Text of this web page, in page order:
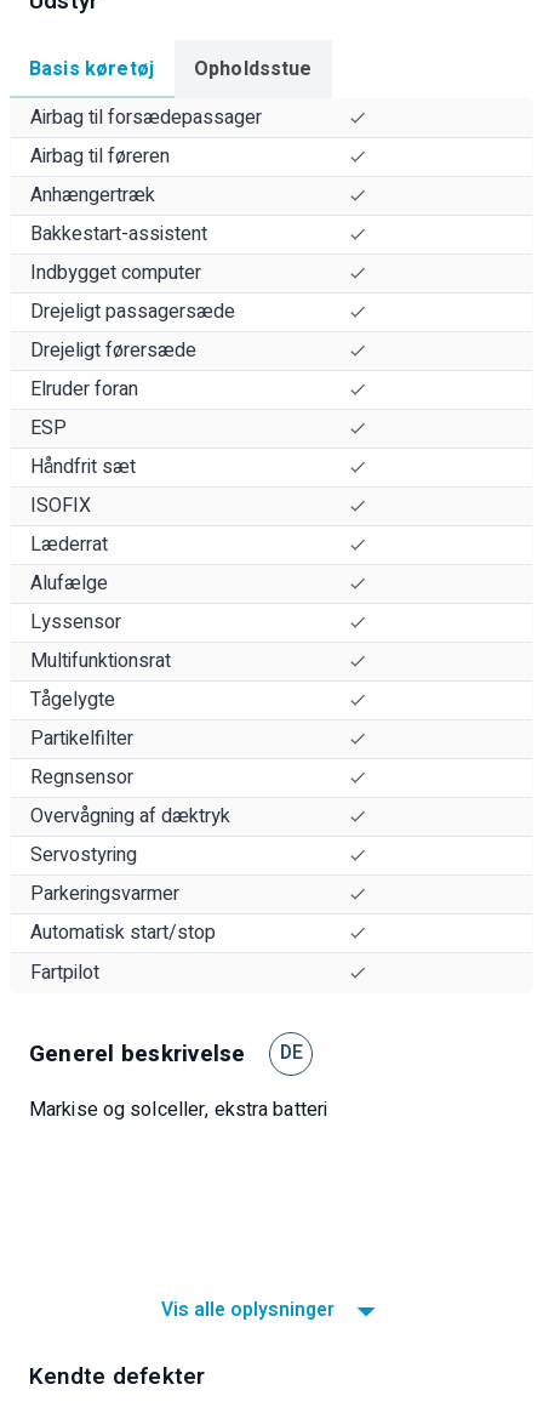
Basis køretøj
Opholdsstue
Airbag til forsædepassager
Airbag til føreren
Anhængertræk
Bakkestart-assistent
Indbygget computer
Drejeligt passagersæde
Drejeligt førersæde
Elruder foran
ESP
Håndfrit sæt
ISOFIX
Læderrat
Alufælge
Lyssensor
Multifunktionsrat
Tågelygte
Partikelfilter
Regnsensor
Overvågning af dæktryk
Servostyring
Parkeringsvarmer
Automatisk start/stop
Fartpilot
Generel beskrivelse DE
Markise og solceller, ekstra batteri
Vis alle oplysninger
Kendte defekter